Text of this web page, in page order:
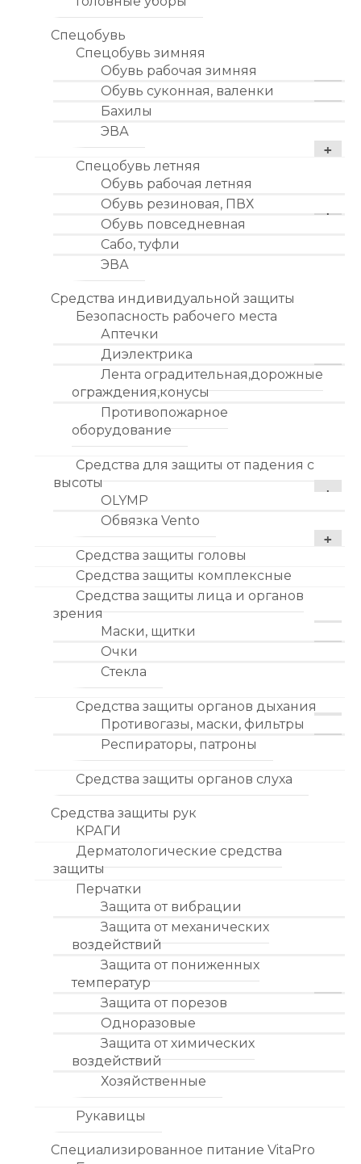
Спецобувь
Спецобувь зимняя
Обувь рабочая зимняя
Обувь суконная, валенки
Бахилы
ЭВА
Спецобувь летняя
Обувь рабочая летняя
Обувь резиновая, ПВХ
Обувь повседневная
Сабо, туфли
ЭВА
Средства индивидуальной защиты
Безопасность рабочего места
Аптечки
Диэлектрика
Лента оградительная,дорожные
ограждения,конусы
Противопожарное
оборудование
Средства для защиты от падения с
высоты
OLYMP
Обвязка Vento
Средства защиты головы
Средства защиты комплексные
Средства защиты лица и органов
зрения
Маски, щитки
Очки
Стекла
Средства защиты органов дыхания
Противогазы, маски, фильтры
Респираторы, патроны
Средства защиты органов слуха
Средства защиты рук
КРАГИ
Дерматологические средства
защиты
Перчатки
Защита от вибрации
Защита от механических
воздействий
Защита от пониженных
температур
Защита от порезов
Одноразовые
Защита от химических
воздействий
Хозяйственные
Рукавицы
Специализированное питание VitaPro